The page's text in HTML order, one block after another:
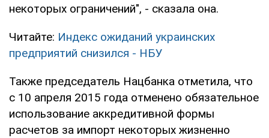
некоторых ограничений", - сказала она.
Читайте: Индекс ожиданий украинских
предприятий снизился - НБУ
Также председатель Нацбанка отметила, что
с 10 апреля 2015 года отменено обязательное
использование аккредитивной формы
расчетов за импорт некоторых жизненно